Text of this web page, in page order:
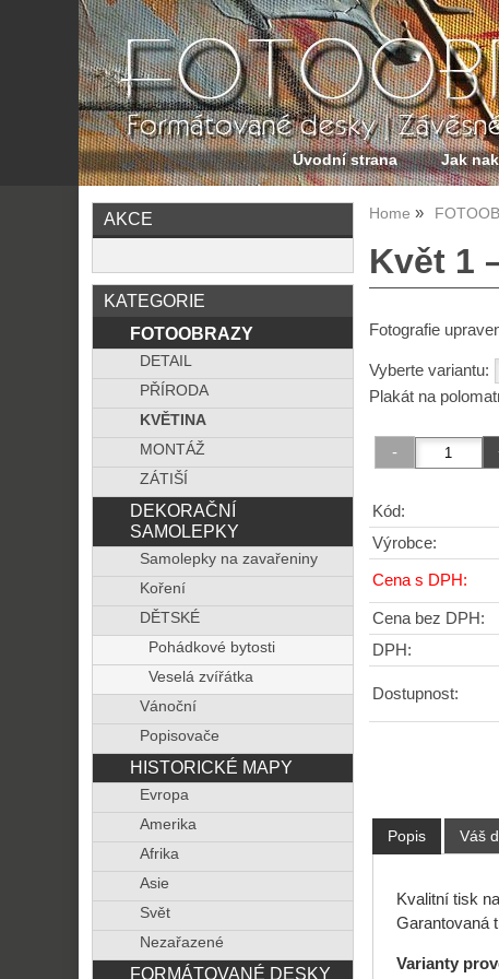
Úvodní strana Jak
Home
Květ 1
Fotografie
Vyberte variantu:
Plakát na
Kód:
Výrobce:
Cena s DPH:
Cena bez DPH:
DPH:
Dostupnost:
Popis Váš
Kvalitní tisk
Garantovaná
Varianty
AKCE
KATEGORIE
FOTOOBRAZY
DETAIL
PŘÍRODA
KVĚTINA
MONTÁŽ
ZÁTIŠÍ
DEKORAČNÍ
SAMOLEPKY
Samolepky na zavařeniny
Koření
DĚTSKÉ
Pohádkové bytosti
Veselá zvířátka
Vánoční
Popisovače
HISTORICKÉ MAPY
Evropa
Amerika
Afrika
Asie
Svět
Nezařazené
FORMÁTOVANÉ DESKY